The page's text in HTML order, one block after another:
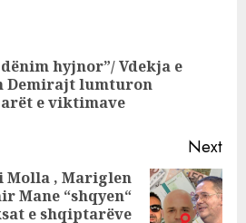
hyjnor”/ Vdekja e
Demirajt lumturon
e viktimave
Next
Molla , Mariglen
Mane “shqyen“
e shqiptarëve